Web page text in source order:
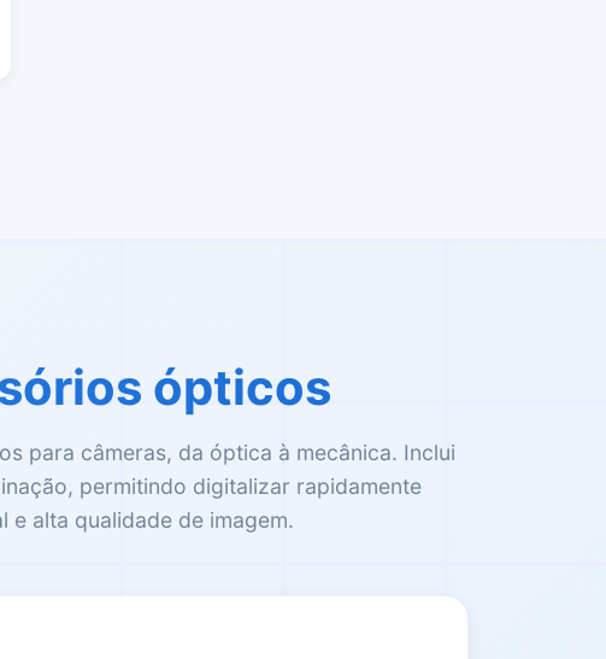
ópticos
para câmeras, da óptica à mecânica. Inclui
permitindo digitalizar rapidamente
alta qualidade de imagem.